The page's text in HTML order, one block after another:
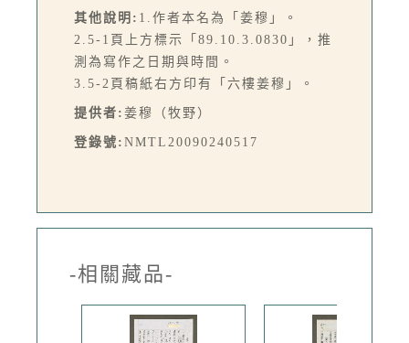
其他說明: 1.作者本名為「姜穆」。
2.5-1頁上方標示「89.10.3.0830」，推
測為寫作之日期與時間。
3.5-2頁稿紙右方印有「六樓姜穆」。
提供者: 姜穆（牧野）
登錄號: NMTL20090240517
-相關藏品-